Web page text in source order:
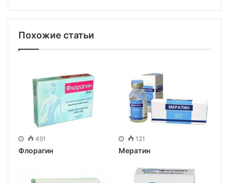
Похожие статьи
491
Флорагин
121
Мератин